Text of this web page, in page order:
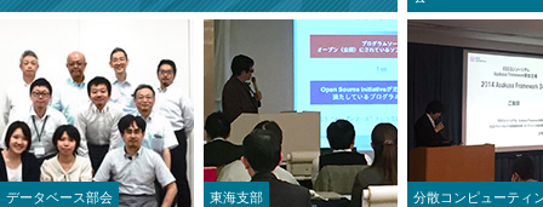
データベース部会 東海支部 分散コンピューティ